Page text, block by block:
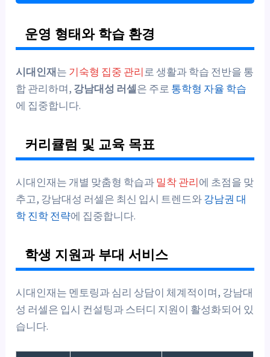
운영 형태와 학습 환경
시대인재는 기숙형 집중 관리로 생활과 학습 전반을 통
합 관리하며, 강남대성 러셀은 주로 통학형 자율 학습
에 집중합니다.
커리큘럼 및 교육 목표
시대인재는 개별 맞춤형 학습과밀착 관리에 초점을 맞
추고, 강남대성 러셀은 최신 입시 트렌드와강남권 대
학 진학 전략에 집중합니다.
학생 지원과 부대 서비스
시대인재는 멘토링과 심리 상담이 체계적이며, 강남대
성 러셀은 입시 컨설팅과 스터디 지원이 활성화되어 있
습니다.